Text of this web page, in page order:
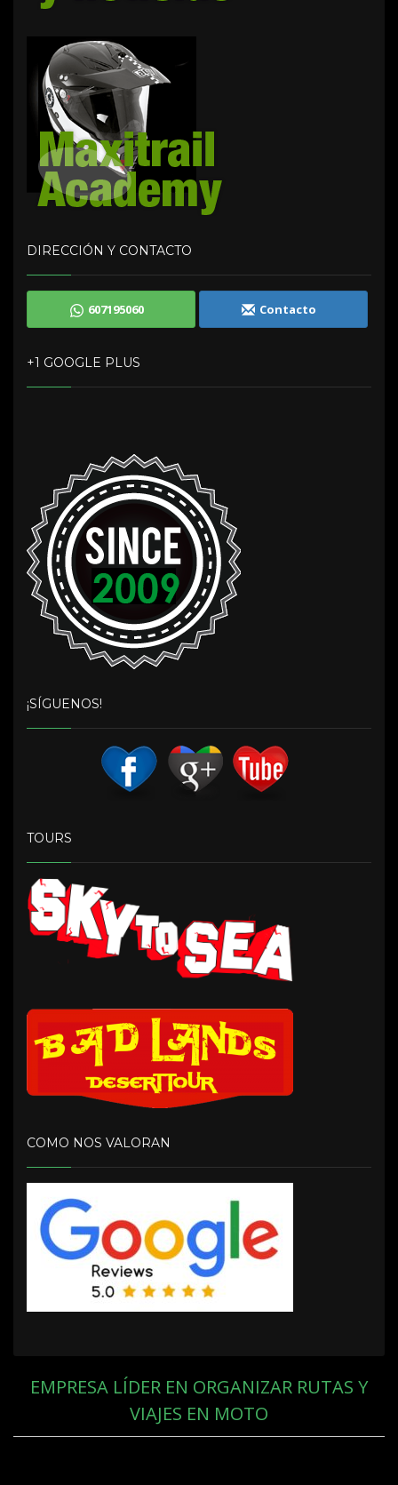
DIRECCIÓN Y CONTACTO
607195060 Contacto
+1 GOOGLE PLUS
¡SÍGUENOS!
TOURS
COMO NOS VALORAN
EMPRESA LÍDER EN ORGANIZAR RUTAS Y
VIAJES EN MOTO